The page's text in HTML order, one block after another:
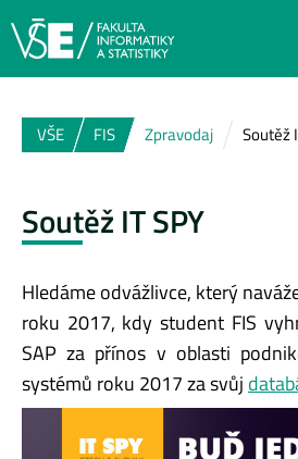
VŠE FIS Zpravodaj Soutěž
Soutěž IT SPY
Hledáme odvážlivce, který
roku 2017, kdy student FIS
SAP za přínos v oblasti
systémů roku 2017 za svůj